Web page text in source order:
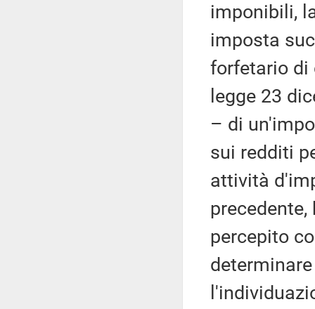
imponibili,
imposta
forfetario di
legge 23
– di
sui redditi
attività
percepito